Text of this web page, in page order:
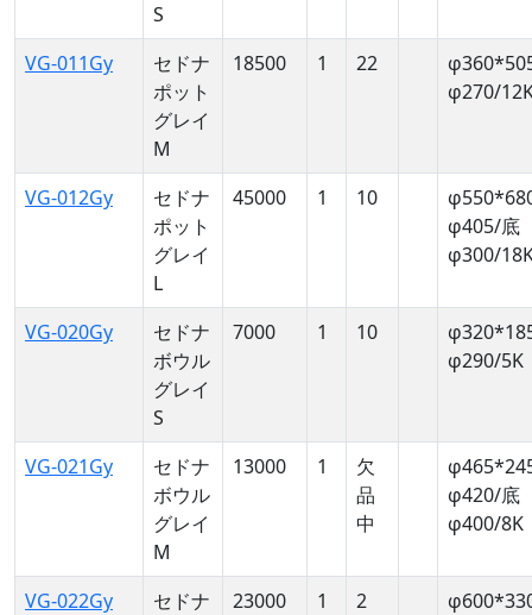
S
VG-011Gy
セドナ
ポット
グレイ
M
18500 1 22
φ270/
VG-012Gy
セドナ
ポット
グレイ
L
45000 1 10
φ405/底
φ300/
VG-020Gy
セドナ
ボウル
グレイ
S
7000 1 10
φ290/5K
VG-021Gy
セドナ
ボウル
グレイ
M
13000 1
欠
品
中
φ420/底
φ400/8K
VG-022Gy
セドナ
23000 1 2